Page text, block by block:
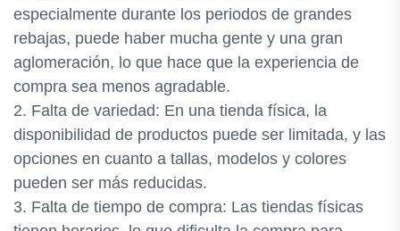
especialmente durante los periodos de grandes
rebajas, puede haber mucha gente y una gran
aglomeración, lo que hace que la experiencia de
compra sea menos agradable.
2. Falta de variedad: En una tienda física, la
disponibilidad de productos puede ser limitada, y las
opciones en cuanto a tallas, modelos y colores
pueden ser más reducidas.
3. Falta de tiempo de compra: Las tiendas físicas